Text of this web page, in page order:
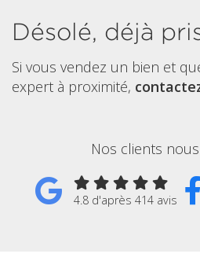
Désolé, déjà
Si vous vendez un bien et
expert à proximité,
Nos clients
4.8 d'après 414 avis